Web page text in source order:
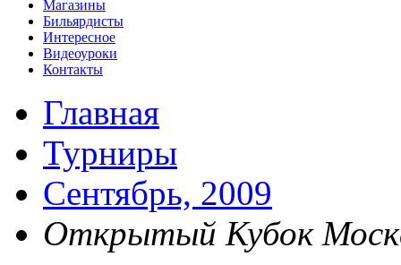
Магазины
Бильярдисты
Интересное
Видеоуроки
Контакты
Главная
Турниры
Сентябрь, 2009
Открытый Кубок